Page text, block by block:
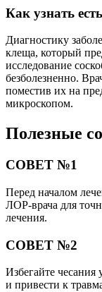
Как узнать
Диагностику
клеща, который
исследование
безболезненно.
поместив их на
микроскопом.
Полезные
СОВЕТ №1
Перед началом
ЛОР-врача для
лечения.
СОВЕТ №2
Избегайте чесания
и привести к